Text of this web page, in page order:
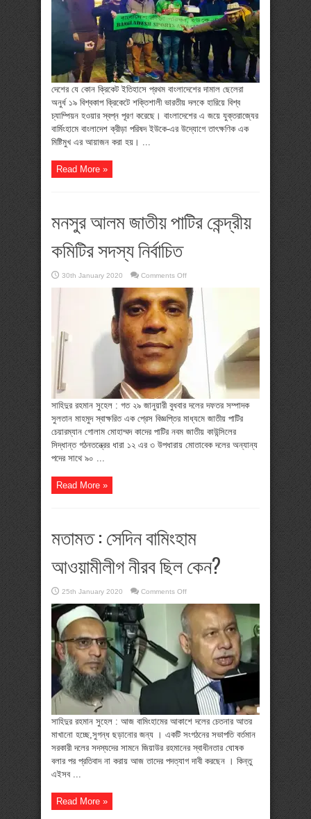
ক্রীড়াপরিষদ
ইউকে-’র
উদ্যোগে
মিষ্টিমুখ
দেশের যে কোন ক্রিকেট ইতিহাসে প্রথম বাংলাদেশের দামাল ছেলেরা
অনুর্ধ ১৯ বিশ্বকাপ ক্রিকেটে শক্তিশালী ভারতীয় দলকে হারিয়ে বিশ্ব
চ্যাম্পিয়ন হওয়ার স্বপ্ন পূরণ করেছে। বাংলাদেশের এ জয়ে যুক্তরাজ্যের
বার্মিংহামে বাংলাদেশ ক্রীড়া পরিষদ ইউকে-এর উদ্যোগে তাৎক্ষণিক এক
মিষ্টিমুখ এর আয়াজন করা হয়। ...
Read More »
মনসুর আলম জাতীয় পাটির কেন্দ্রীয়
কমিটির সদস্য নির্বাচিত
30th January 2020 Comments Offon
আলম
জাতীয়
পাটির
কেন্দ্রীয়
কমিটির
সদস্য
নির্বাচিত
সাহিদুর রহমান সুহেল : গত ২৯ জানুয়ারী বুধবার দলের দফতর সম্পাদক
সুলতান মাহমুদ স্বাক্ষরিত এক প্রেস বিজ্ঞপ্তির মাধ্যমে জাতীয় পাটির
চেয়ারম্যান গোলাম মোহাম্মদ কাদের পাটির নবম জাতীয় কাউন্সিলের
সিদ্ধান্ত গঠনতন্ত্রের ধারা ১২ এর ৩ উপধারায় মোতাবেক দলের অন্যান্য
পদের সাথে ৯০ ...
Read More »
মতামত : সেদিন বামিংহাম
আওয়ামীলীগ নীরব ছিল কেন?
25th January 2020 Comments Offon
:
সেদিন
আওয়ামীলীগ
নীরব
ছিল
কেন?
সাহিদুর রহমান সুহেল : আজ বামিংহামের আকাশে দলের চেতনার আতর
মাখানো হচ্ছে,সুগন্ধ ছড়ানোর জন্য । একটি সংগঠনের সভাপতি বর্তমান
সরকারী দলের সদস্যদের সামনে জিয়াউর রহমানের স্বাধীনতার ঘোষক
বলার পর প্রতিবাদ না করায় আজ তাদের পদত্যাগ দাবী করছেন । কিন্তু
এইসব ...
Read More »